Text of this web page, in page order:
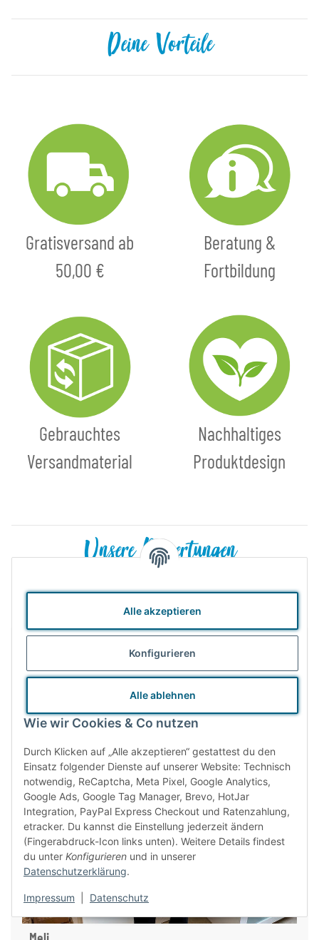
Alle akzeptieren
Konfigurieren
Alle ablehnen
Wie wir Cookies & Co nutzen
Durch Klicken auf „Alle akzeptieren“ gestattest du den
Einsatz folgender Dienste auf unserer Website: Technisch
notwendig, ReCaptcha, Meta Pixel, Google Analytics,
Google Ads, Google Tag Manager, Brevo, HotJar
Integration, PayPal Express Checkout und Ratenzahlung,
etracker. Du kannst die Einstellung jederzeit ändern
(Fingerabdruck-Icon links unten). Weitere Details findest
du unter Konfigurieren und in unserer
Datenschutzerklärung.
Impressum Datenschutz
Deine Vorteile
Gratisversand ab
50,00 €
Beratung &
Fortbildung
Gebrauchtes
Versandmaterial
Nachhaltiges
Produktdesign
Unsere Bewertungen